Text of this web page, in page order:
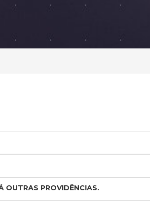
OUTRAS PROVIDÊNCIAS.